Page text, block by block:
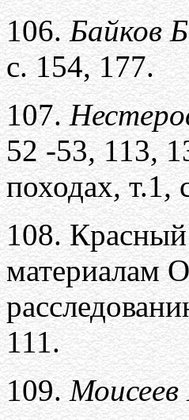
106.Байков
с. 154, 177.
107.
52 -53,113,
походах,т.1,
108.
материалам
111.
109.